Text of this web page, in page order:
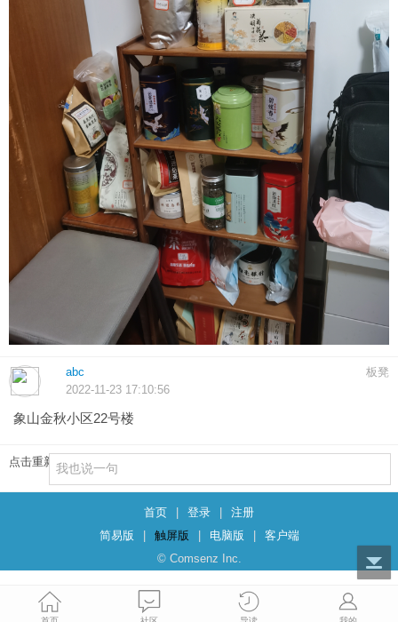
板凳
abc
2022-11-23 17:10:56
象山金秋小区22号楼
点击重新加载
首页 | 登录 |
注册
简易版
| 触屏版 | 电脑版 |
客户端
© Comsenz Inc.